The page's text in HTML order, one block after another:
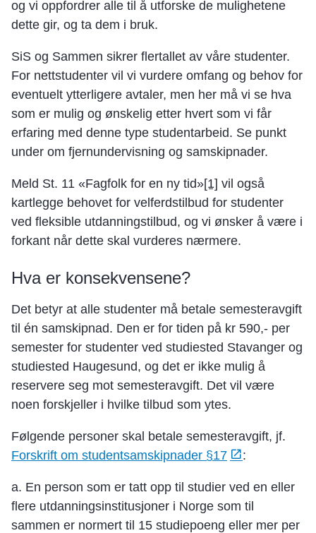
og vi oppfordrer alle til å utforske de mulighetene
dette gir, og ta dem i bruk.
SiS og Sammen sikrer flertallet av våre studenter.
For nettstudenter vil vi vurdere omfang og behov for
eventuelt ytterligere avtaler, men her må vi se hva
som er mulig og ønskelig etter hvert som vi får
erfaring med denne type studentarbeid. Se punkt
under om fjernundervisning og samskipnader.
Meld St. 11 «Fagfolk for en ny tid»[1] vil også
kartlegge behovet for velferdstilbud for studenter
ved fleksible utdanningstilbud, og vi ønsker å være i
forkant når dette skal vurderes nærmere.
Hva er konsekvensene?
Det betyr at alle studenter må betale semesteravgift
til én samskipnad. Den er for tiden på kr 590,- per
semester for studenter ved studiested Stavanger og
studiested Haugesund, og det er ikke mulig å
reservere seg mot semesteravgift. Det vil være
noen forskjeller i hvilke tilbud som ytes.
Følgende personer skal betale semesteravgift, jf.
Forskrift om studentsamskipnader §17
:
a. En person som er tatt opp til studier ved en eller
flere utdanningsinstitusjoner i Norge som til
sammen er normert til 15 studiepoeng eller mer per